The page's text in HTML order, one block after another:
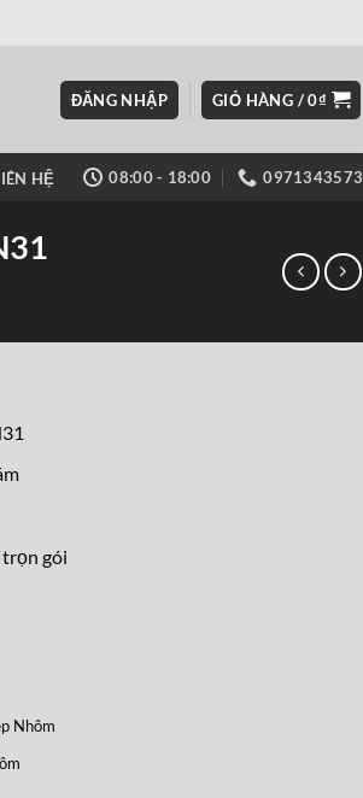
ĐĂNG NHẬP GIỎ HÀNG /0₫
HỆ 08:00 - 18:00 0971343573
gói
Nhôm